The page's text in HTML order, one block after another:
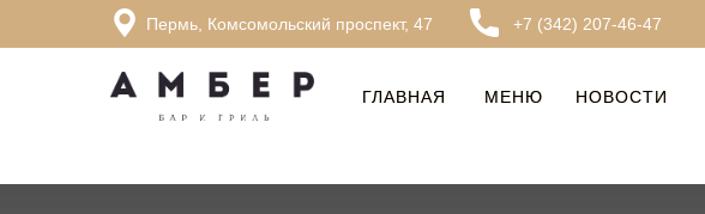
ГЛАВНАЯ
ГЛАВНАЯ МЕНЮ
МЕНЮ НОВОСТИ
НОВОСТИ
Пермь, Комсомольский проспект, 47 +7 (342) 207-46-47